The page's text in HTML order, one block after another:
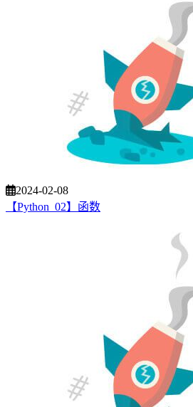
2024-02-08
【Python_02】函数